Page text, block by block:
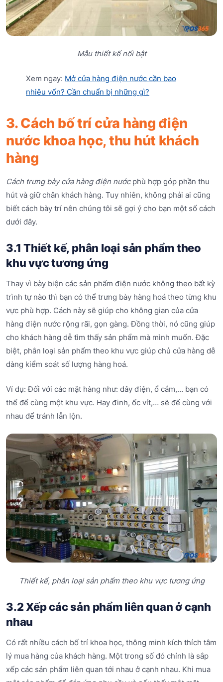
Mẫu thiết kế nổi bật
Xem ngay: Mở cửa hàng điện nước cần bao
nhiêu vốn? Cần chuẩn bị những gì?
3. Cách bố trí cửa hàng điện
nước khoa học, thu hút khách
hàng
Cách trưng bày cửa hàng điện nướcphù hợp góp phần thu
hút và giữ chân khách hàng. Tuy nhiên, không phải ai cũng
biết cách bày trí nên chúng tôi sẽ gợi ý cho bạn một số cách
dưới đây.
3.1 Thiết kế, phân loại sản phẩm theo
khu vực tương ứng
Thay vì bày biện các sản phẩm điện nước không theo bất kỳ
trình tự nào thì bạn có thể trưng bày hàng hoá theo từng khu
vực phù hợp. Cách này sẽ giúp cho không gian của cửa
hàng điện nước rộng rãi, gọn gàng. Đồng thời, nó cũng giúp
cho khách hàng dễ tìm thấy sản phẩm mà mình muốn. Đặc
biệt, phân loại sản phẩm theo khu vực giúp chủ cửa hàng dễ
dàng kiểm soát số lượng hàng hoá.
Ví dụ: Đối với các mặt hàng như: dây điện, ổ cắm,… bạn có
thể để cùng một khu vực. Hay đinh, ốc vít,… sẽ để cùng với
nhau để tránh lẫn lộn.
Thiết kế, phân loại sản phẩm theo khu vực tương ứng
3.2 Xếp các sản phẩm liên quan ở cạnh
nhau
Có rất nhiều cách bố trí khoa học, thông minh kích thích tâm
lý mua hàng của khách hàng. Một trong số đó chính là sắp
xếp các sản phẩm liên quan tới nhau ở cạnh nhau. Khi mua